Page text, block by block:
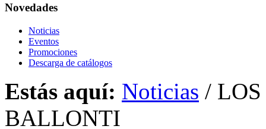
Novedades
Noticias
Eventos
Promociones
Descarga de catálogos
Estás aquí: Noticias /
BALLONTI